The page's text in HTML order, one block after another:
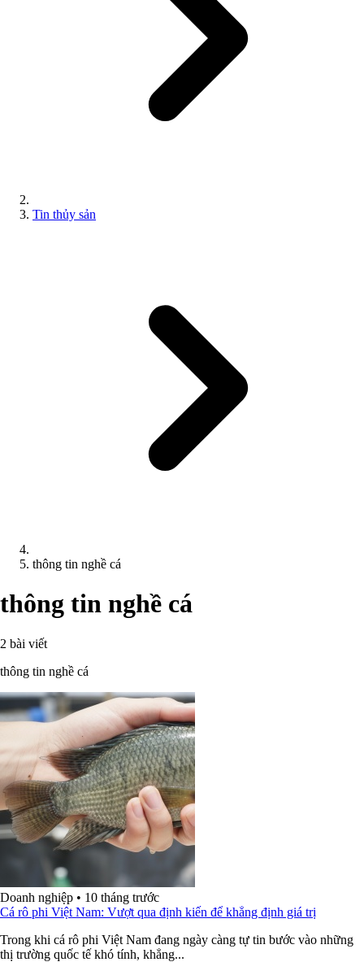
Tin thủy sản
thông tin nghề cá
thông tin nghề cá
2 bài viết
thông tin nghề cá
Doanh nghiệp • 10 tháng trước
Cá rô phi Việt Nam: Vượt qua định kiến để khẳng định giá trị
Trong khi cá rô phi Việt Nam đang ngày càng tự tin bước vào những
thị trường quốc tế khó tính, khẳng...